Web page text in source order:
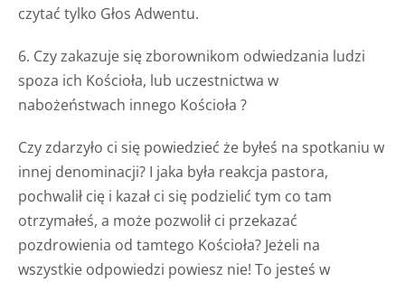
czytać tylko Głos Adwentu.
6. Czy zakazuje się zborownikom odwiedzania ludzi
spoza ich Kościoła, lub uczestnictwa w
nabożeństwach innego Kościoła ?
Czy zdarzyło ci się powiedzieć że byłeś na spotkaniu w
innej denominacji? I jaka była reakcja pastora,
pochwalił cię i kazał ci się podzielić tym co tam
otrzymałeś, a może pozwolił ci przekazać
pozdrowienia od tamtego Kościoła? Jeżeli na
wszystkie odpowiedzi powiesz nie! To jesteś w